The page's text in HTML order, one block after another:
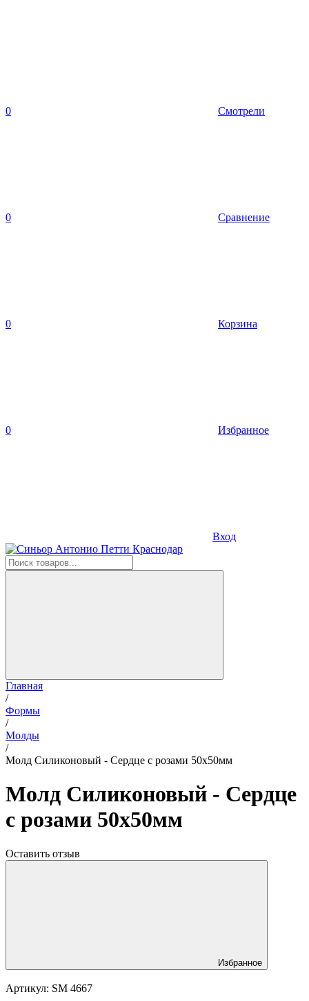
0 Смотрели
0 Сравнение
0 Корзина
0 Избранное
Вход
Главная
/
Формы
/
Молды
/
Молд Силиконовый - Сердце с розами 50х50мм
Молд Силиконовый - Сердце
с розами 50х50мм
Оставить отзыв
Избранное
Артикул: SM 4667